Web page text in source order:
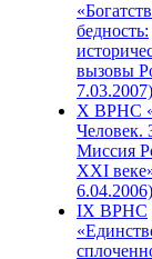
бедность:
вызовы
7.03.2007)
X ВРНС
Человек.
Миссия
XXI
6.04.2006)
IX ВРНС